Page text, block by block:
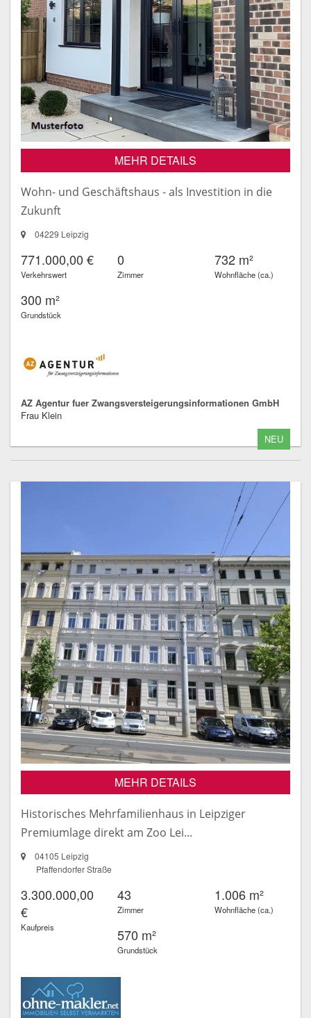
MEHR DETAILS
Wohn- und Geschäftshaus - als Investition in die
Zukunft
04229 Leipzig
771.000,00 €
Verkehrswert
0
Zimmer
732 m²
Wohnfläche (ca.)
300 m²
Grundstück
AZ Agentur fuer Zwangsversteigerungsinformationen GmbH
Frau Klein
NEU
MEHR DETAILS
Historisches Mehrfamilienhaus in Leipziger
Premiumlage direkt am Zoo Lei...
04105 Leipzig
Pfaffendorfer Straße
3.300.000,00
€
Kaufpreis
43
Zimmer
1.006 m²
Wohnfläche (ca.)
570 m²
Grundstück